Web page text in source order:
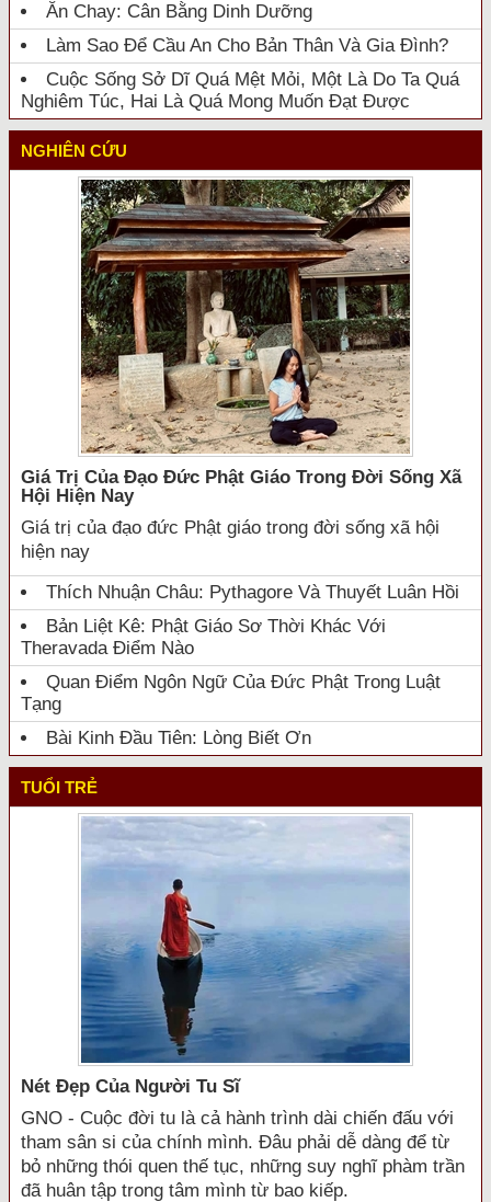
Ăn Chay: Cân Bằng Dinh Dưỡng
Làm Sao Để Cầu An Cho Bản Thân Và Gia Đình?
Cuộc Sống Sở Dĩ Quá Mệt Mỏi, Một Là Do Ta Quá
Nghiêm Túc, Hai Là Quá Mong Muốn Đạt Được
NGHIÊN CỨU
Giá Trị Của Đạo Đức Phật Giáo Trong Đời Sống Xã
Hội Hiện Nay
Giá trị của đạo đức Phật giáo trong đời sống xã hội
hiện nay
Thích Nhuận Châu: Pythagore Và Thuyết Luân Hồi
Bản Liệt Kê: Phật Giáo Sơ Thời Khác Với
Theravada Điểm Nào
Quan Điểm Ngôn Ngữ Của Đức Phật Trong Luật
Tạng
Bài Kinh Đầu Tiên: Lòng Biết Ơn
TUỔI TRẺ
Nét Đẹp Của Người Tu Sĩ
GNO - Cuộc đời tu là cả hành trình dài chiến đấu với
tham sân si của chính mình. Đâu phải dễ dàng để từ
bỏ những thói quen thế tục, những suy nghĩ phàm trần
đã huân tập trong tâm mình từ bao kiếp.